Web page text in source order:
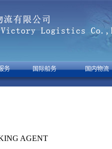
务 国际船务 国内物流
AGENT